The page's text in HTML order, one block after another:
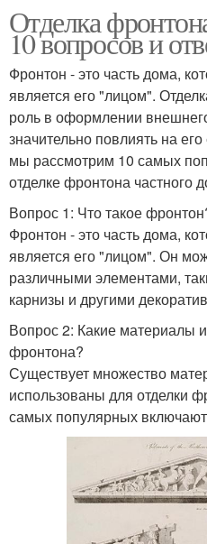
Отделка
10 вопросов и
Фронтон - это часть дома,
является его "лицом".
роль в оформлении
значительно повлиять на
мы рассмотрим 10 самых
отделке фронтона частного
Вопрос 1: Что такое
Фронтон - это часть дома,
является его "лицом". Он
различными элементами,
карнизы и другими
Вопрос 2: Какие материалы
фронтона?
Существует множество
использованы для отделки
самых популярных